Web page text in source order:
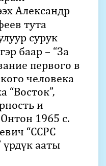
Александр
тута
сурук
баар – “За
первого в
человека
“Восток”,
и
1965 с.
“ССРС
үрдүк ааты